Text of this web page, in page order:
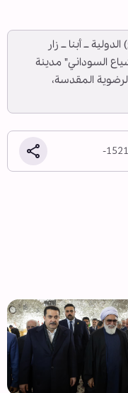
ــ أبنا ــ زار
السوداني" مدينة
المقدسة،